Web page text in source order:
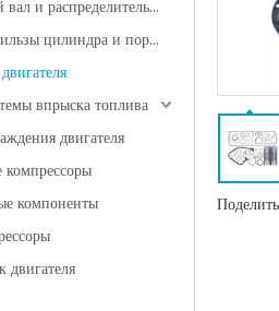
Коленчатый вал и распределительный вал
Комплект гильзы цилиндра и поршня
впрыска топлива
двигателя
компоненты